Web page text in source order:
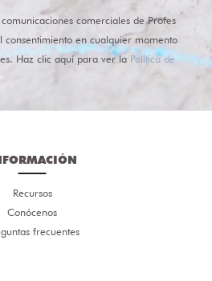
comerciales de Profes
consentimiento en cualquier momento
Haz clic aquí para ver la Política de
Recursos
Conócenos
frecuentes